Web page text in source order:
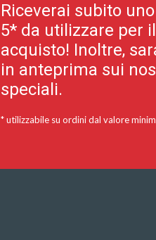
Riceverai subito
5* da utilizzare per
acquisto! Inoltre,
in anteprima sui
speciali.
* utilizzabile su ordini dal valore